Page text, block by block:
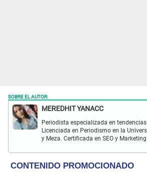
SOBRE EL AUTOR:
MEREDHIT YANACC
Periodista especializada en
Licenciada en Periodismo en la
y Meza. Certificada en SEO y
farándula y más.